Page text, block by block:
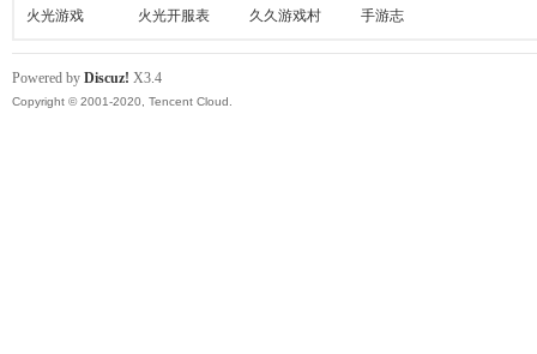
火光游戏 火光开服表 久久游戏村 手游志
Powered by Discuz! X3.4
Copyright © 2001-2020, Tencent Cloud.